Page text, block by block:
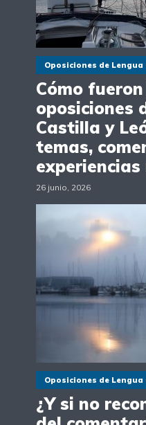
Oposiciones de
Cómo
oposiciones
Castilla y
temas,
experiencias
26 junio, 2026
Oposiciones de
¿Y si no